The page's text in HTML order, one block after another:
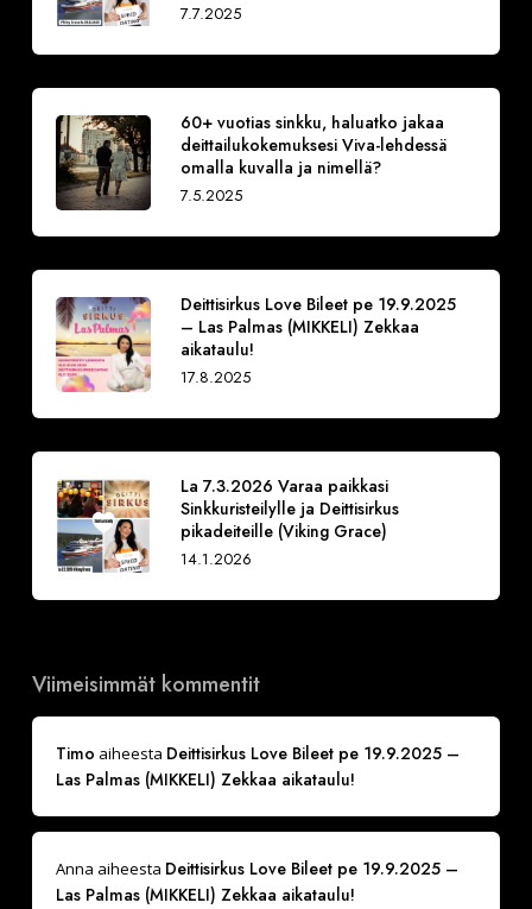
7.7.2025
60+ vuotias sinkku, haluatko jakaa
deittailukokemuksesi Viva-lehdessä
omalla kuvalla ja nimellä?
7.5.2025
Deittisirkus Love Bileet pe 19.9.2025
– Las Palmas (MIKKELI) Zekkaa
aikataulu!
17.8.2025
La 7.3.2026 Varaa paikkasi
Sinkkuristeilylle ja Deittisirkus
pikadeiteille (Viking Grace)
14.1.2026
Viimeisimmät kommentit
Timo aiheesta Deittisirkus Love Bileet pe 19.9.2025 –
Las Palmas (MIKKELI) Zekkaa aikataulu!
Anna aiheesta Deittisirkus Love Bileet pe 19.9.2025 –
Las Palmas (MIKKELI) Zekkaa aikataulu!